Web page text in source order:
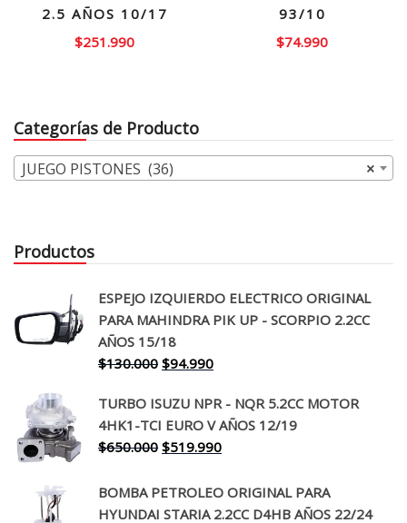
2.5 AÑOS 10/17
$251.990
93/10
$74.990
Categorías de Producto
×
JUEGO PISTONES (36)
Productos
ESPEJO IZQUIERDO ELECTRICO ORIGINAL
PARA MAHINDRA PIK UP - SCORPIO 2.2CC
AÑOS 15/18
$130.000 El
original
era:
$130.000.
$94.990El
actual
es:
$94.990.
TURBO ISUZU NPR - NQR 5.2CC MOTOR
4HK1-TCI EURO V AÑOS 12/19
$650.000 El
original
era:
$519.990El
actual
es:
BOMBA PETROLEO ORIGINAL PARA
HYUNDAI STARIA 2.2CC D4HB AÑOS 22/24